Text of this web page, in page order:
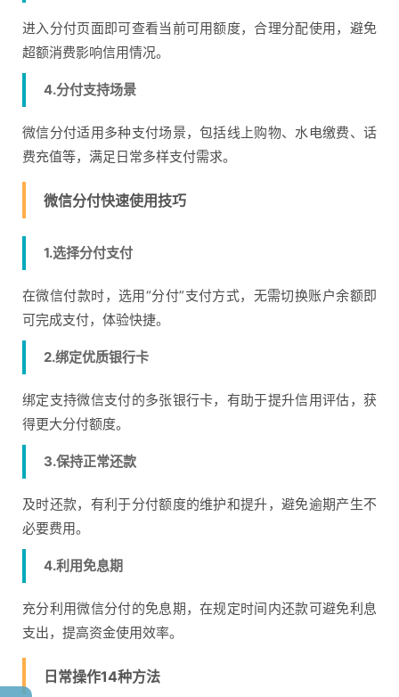
进入分付页面即可查看当前可用额度，合理分配使用，避免
超额消费影响信用情况。
4.分付支持场景
微信分付适用多种支付场景，包括线上购物、水电缴费、话
费充值等，满足日常多样支付需求。
微信分付快速使用技巧
1.选择分付支付
在微信付款时，选用“分付”支付方式，无需切换账户余额即
可完成支付，体验快捷。
2.绑定优质银行卡
绑定支持微信支付的多张银行卡，有助于提升信用评估，获
得更大分付额度。
3.保持正常还款
及时还款，有利于分付额度的维护和提升，避免逾期产生不
必要费用。
4.利用免息期
充分利用微信分付的免息期，在规定时间内还款可避免利息
支出，提高资金使用效率。
日常操作14种方法